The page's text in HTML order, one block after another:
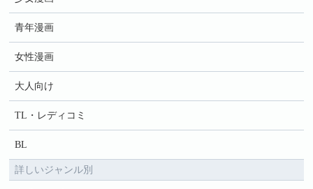
青年漫画
女性漫画
大人向け
TL・レディコミ
BL
詳しいジャンル別